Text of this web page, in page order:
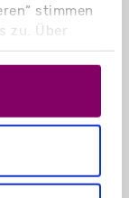
stimmen
zu. Über
welche
Sie unser